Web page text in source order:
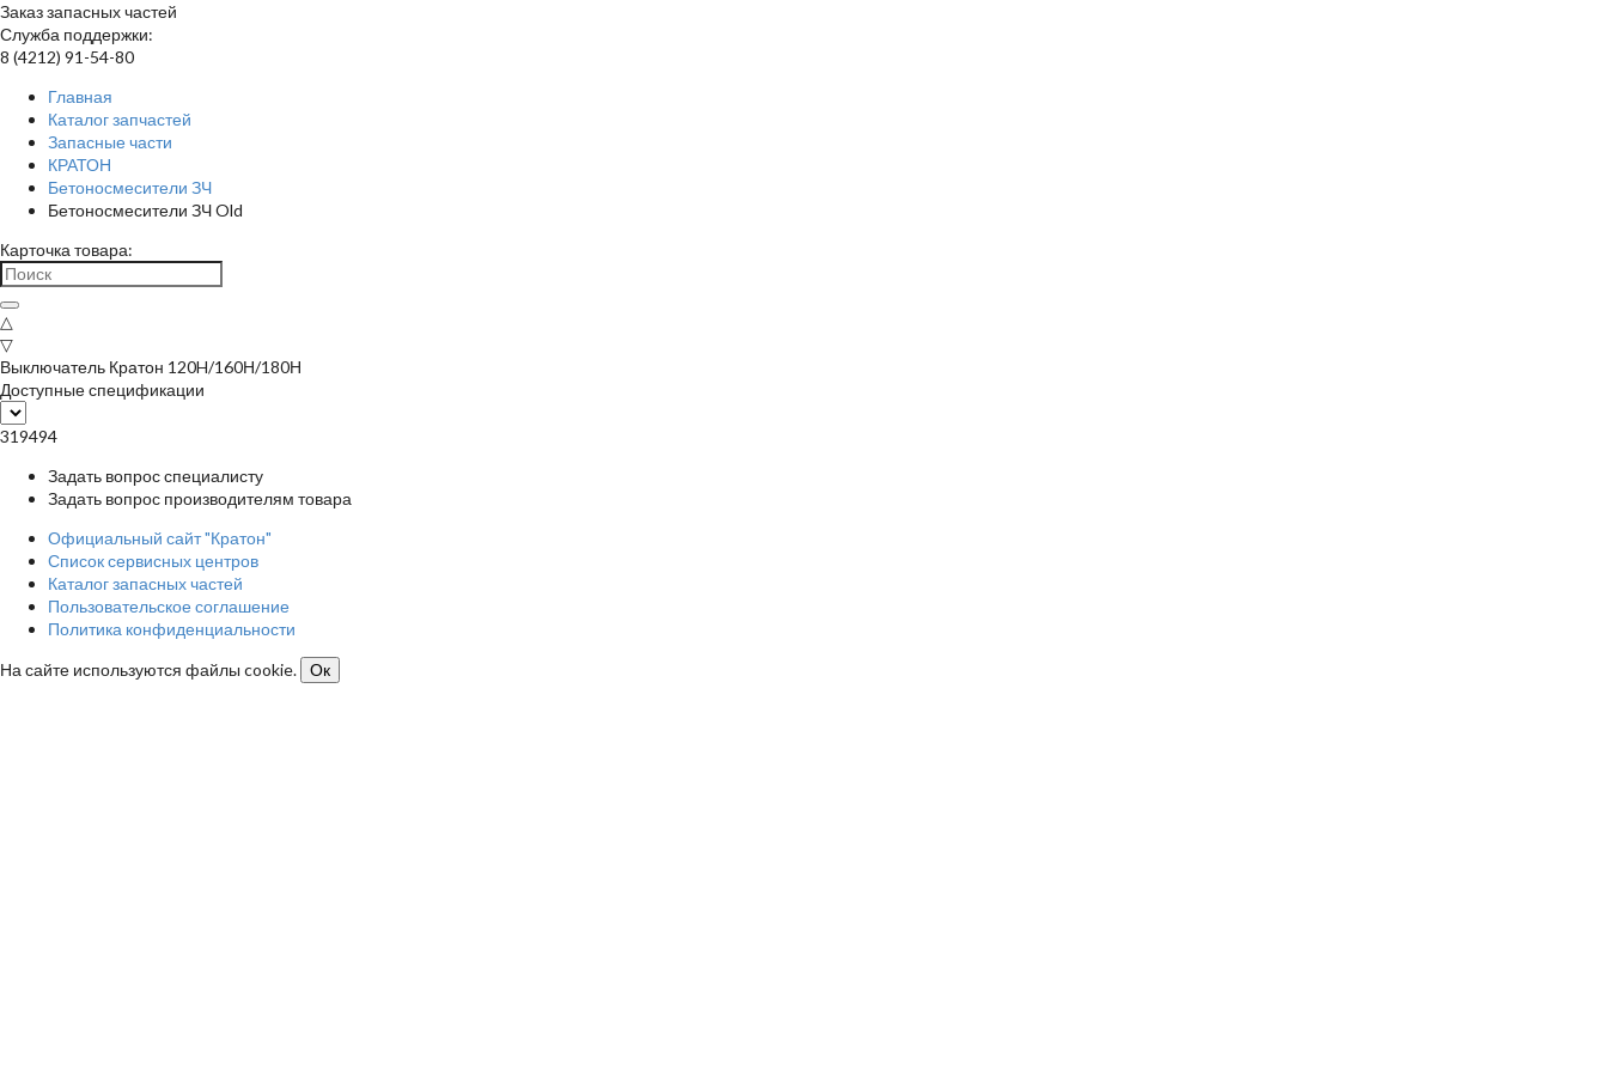
Заказ запасных частей
Служба поддержки:
8 (4212) 91-54-80
Главная
Каталог запчастей
Запасные части
КРАТОН
Бетоносмесители ЗЧ
Бетоносмесители ЗЧ Old
Карточка товара:
△
▽
Выключатель Кратон 120H/160Н/180Н
Доступные спецификации
319494
Задать вопрос специалисту
Задать вопрос производителям товара
Официальный сайт "Кратон"
Список сервисных центров
Каталог запасных частей
Пользовательское соглашение
Политика конфиденциальности
На сайте используются файлы cookie.
Ок